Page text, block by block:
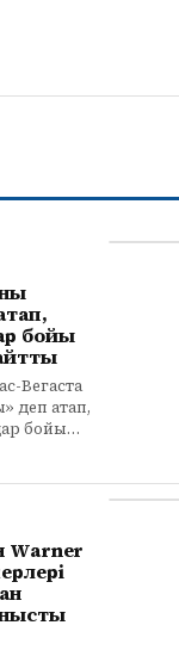
бойы
Вегаста
деп атап,
бойы
деп
Warner